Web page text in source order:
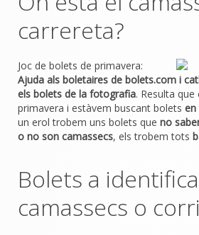
carrereta?
Joc de bolets de primavera:
Ajuda als boletaires de bolets.com i
els bolets de la fotografia. Resulta
primavera i estàvem buscant bolets en
un erol trobem uns bolets que no
o no son camassecs, els trobem tots
Bolets a
camassecs o